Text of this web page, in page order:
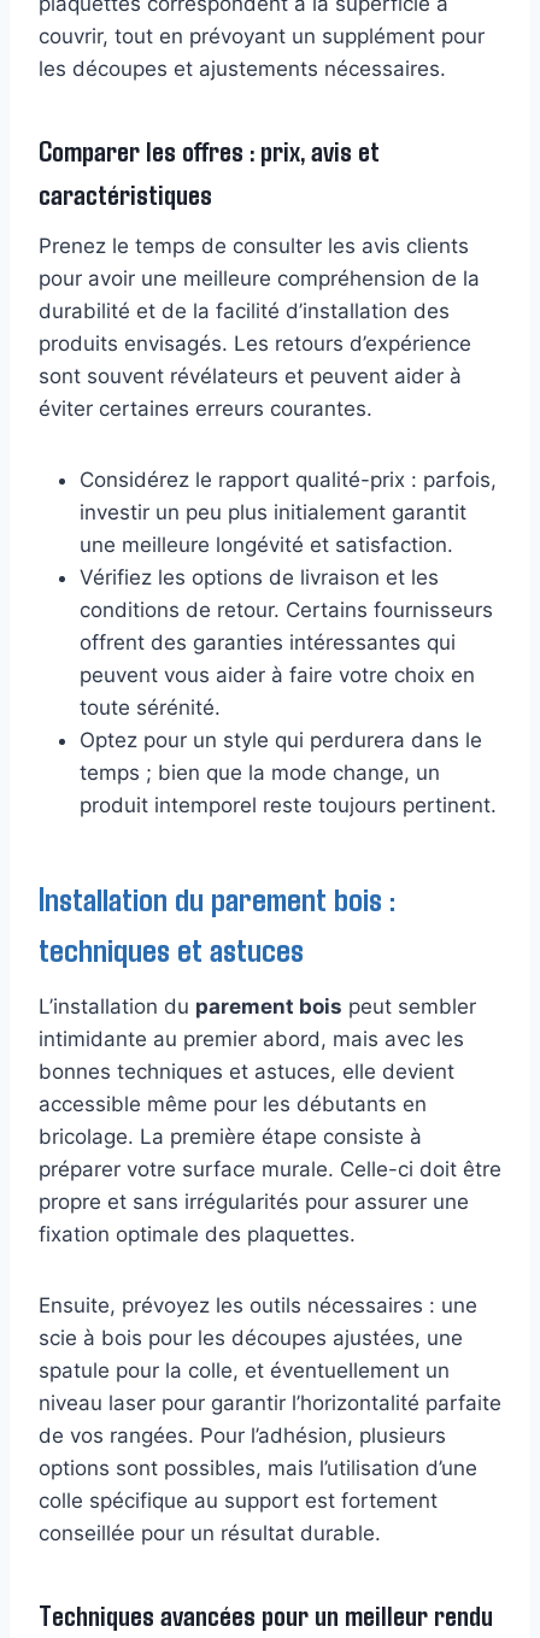
couvrir, tout en prévoyant un supplément pour
les découpes et ajustements nécessaires.
Comparer les offres : prix, avis et
caractéristiques
Prenez le temps de consulter les avis clients
pour avoir une meilleure compréhension de la
durabilité et de la facilité d’installation des
produits envisagés. Les retours d’expérience
sont souvent révélateurs et peuvent aider à
éviter certaines erreurs courantes.
Considérez le rapport qualité-prix : parfois,
investir un peu plus initialement garantit
une meilleure longévité et satisfaction.
Vérifiez les options de livraison et les
conditions de retour. Certains fournisseurs
offrent des garanties intéressantes qui
peuvent vous aider à faire votre choix en
toute sérénité.
Optez pour un style qui perdurera dans le
temps ; bien que la mode change, un
produit intemporel reste toujours pertinent.
Installation du parement bois :
techniques et astuces
L’installation du parement bois peut sembler
intimidante au premier abord, mais avec les
bonnes techniques et astuces, elle devient
accessible même pour les débutants en
bricolage. La première étape consiste à
préparer votre surface murale. Celle-ci doit être
propre et sans irrégularités pour assurer une
fixation optimale des plaquettes.
Ensuite, prévoyez les outils nécessaires : une
scie à bois pour les découpes ajustées, une
spatule pour la colle, et éventuellement un
niveau laser pour garantir l’horizontalité parfaite
de vos rangées. Pour l’adhésion, plusieurs
options sont possibles, mais l’utilisation d’une
colle spécifique au support est fortement
conseillée pour un résultat durable.
Techniques avancées pour un meilleur rendu